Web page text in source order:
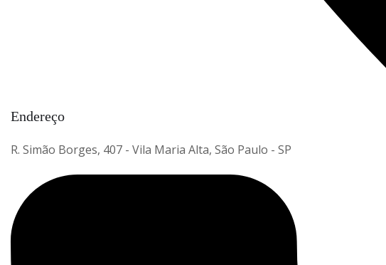
Endereço
R. Simão Borges, 407 - Vila Maria Alta, São Paulo - SP